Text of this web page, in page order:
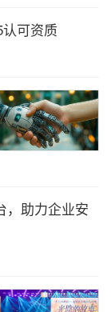
可资质
，助力企业安